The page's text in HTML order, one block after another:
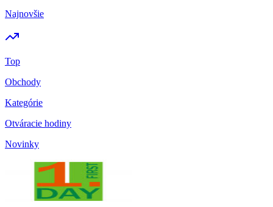
Najnovšie
Top
Obchody
Kategórie
Otváracie hodiny
Novinky